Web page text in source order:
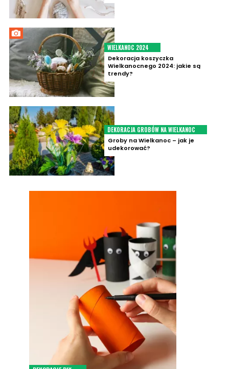
WIELKANOC 2024
Dekoracja koszyczka
Wielkanocnego 2024: jakie są
trendy?
DEKORACJA GROBÓW NA WIELKANOC
Groby na Wielkanoc – jak je
udekorować?